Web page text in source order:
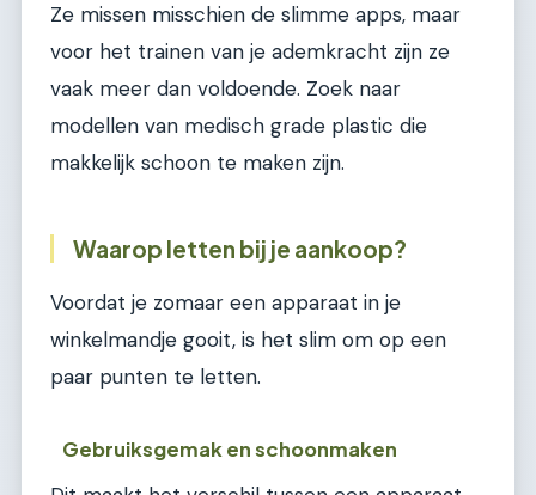
Ze missen misschien de slimme apps, maar
voor het trainen van je ademkracht zijn ze
vaak meer dan voldoende. Zoek naar
modellen van medisch grade plastic die
makkelijk schoon te maken zijn.
Waarop letten bij je aankoop?
Voordat je zomaar een apparaat in je
winkelmandje gooit, is het slim om op een
paar punten te letten.
Gebruiksgemak en schoonmaken